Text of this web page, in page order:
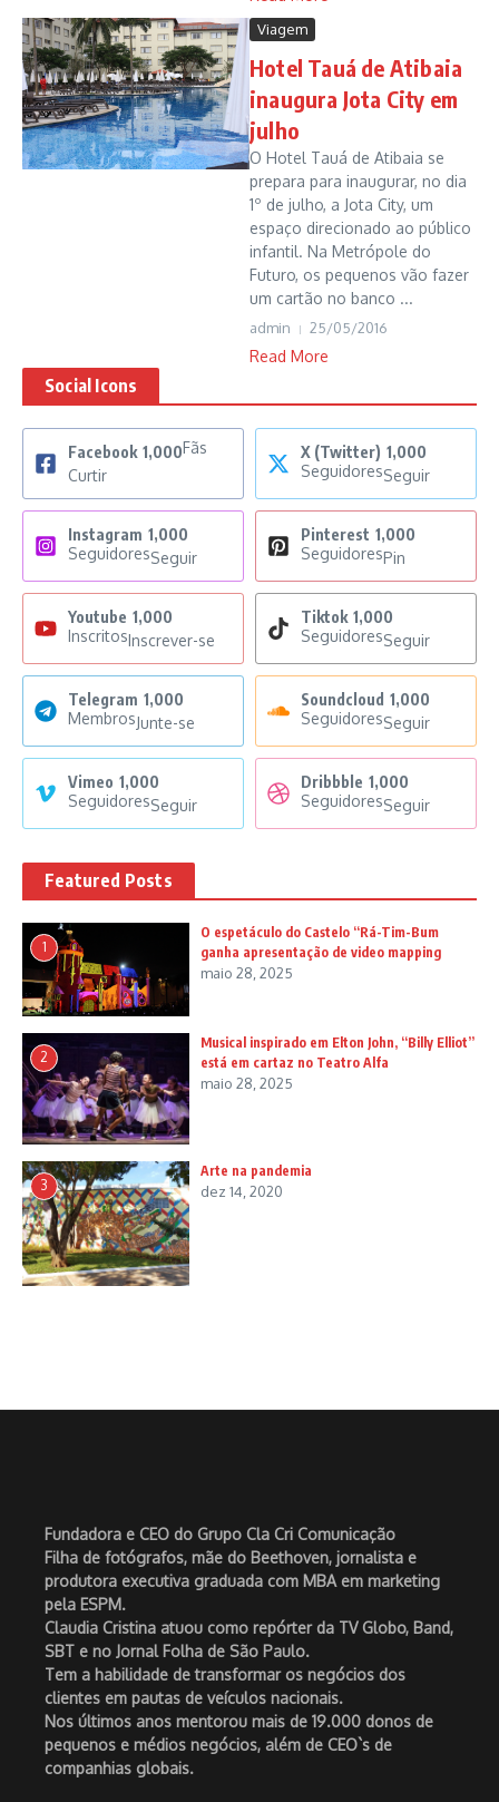
Viagem
Hotel Tauá de Atibaia
inaugura Jota City em
julho
O Hotel Tauá de Atibaia se
prepara para inaugurar, no dia
1º de julho, a Jota City, um
espaço direcionado ao público
infantil. Na Metrópole do
Futuro, os pequenos vão fazer
um cartão no banco ...
admin 25/05/2016
Read More
Social Icons
Facebook 1,000Fãs
Curtir
X (Twitter) 1,000
SeguidoresSeguir
Instagram 1,000
SeguidoresSeguir
Pinterest 1,000
SeguidoresPin
Youtube 1,000
InscritosInscrever-se
Tiktok 1,000
SeguidoresSeguir
Telegram 1,000
MembrosJunte-se
Soundcloud 1,000
SeguidoresSeguir
Vimeo 1,000
SeguidoresSeguir
Dribbble 1,000
SeguidoresSeguir
Featured Posts
1
O espetáculo do Castelo “Rá-Tim-Bum
ganha apresentação de video mapping
maio 28, 2025
2
Musical inspirado em Elton John, “Billy Elliot”
está em cartaz no Teatro Alfa
maio 28, 2025
3
Arte na pandemia
dez 14, 2020
Fundadora e CEO do Grupo Cla Cri Comunicação
Filha de fotógrafos, mãe do Beethoven, jornalista e
produtora executiva graduada com MBA em marketing
pela ESPM.
Claudia Cristina atuou como repórter da TV Globo, Band,
SBT e no Jornal Folha de São Paulo.
Tem a habilidade de transformar os negócios dos
clientes em pautas de veículos nacionais.
Nos últimos anos mentorou mais de 19.000 donos de
pequenos e médios negócios, além de CEO`s de
companhias globais.